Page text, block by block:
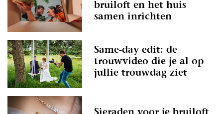
bruiloft en het huis
samen inrichten
Same-day edit: de
trouwvideo die je al op
jullie trouwdag ziet